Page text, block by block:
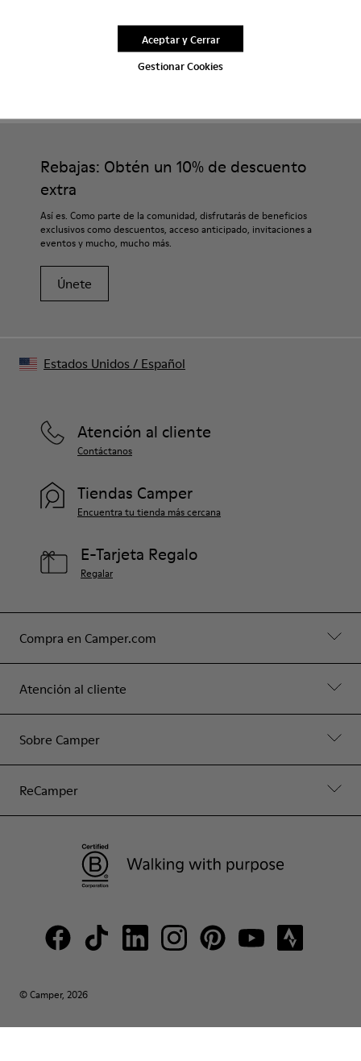
Gestionar Cookies
Aceptar y Cerrar
Rebajas: Obtén un 10% de descuento
extra
Así es. Como parte de la comunidad, disfrutarás de beneficios
exclusivos como descuentos, acceso anticipado, invitaciones a
eventos y mucho, mucho más.
Únete
Compra en Camper.com
Atención al cliente
Sobre Camper
ReCamper
Atención al cliente
Contáctanos
Tiendas Camper
Encuentra tu tienda más cercana
E-Tarjeta Regalo
Regalar
© Camper, 2026
Estados Unidos / Español